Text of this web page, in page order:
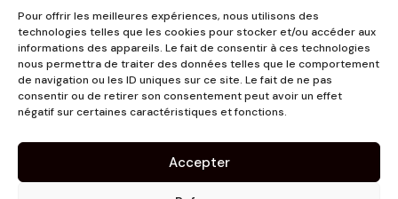
Pour offrir les meilleures expériences, nous utilisons des
technologies telles que les cookies pour stocker et/ou accéder aux
informations des appareils. Le fait de consentir à ces technologies
nous permettra de traiter des données telles que le comportement
de navigation ou les ID uniques sur ce site. Le fait de ne pas
consentir ou de retirer son consentement peut avoir un effet
négatif sur certaines caractéristiques et fonctions.
Accepter
3 place Jeanne d'Arc
31000 Toulouse
contact@pujolmaison.com
05 62 73 70 73